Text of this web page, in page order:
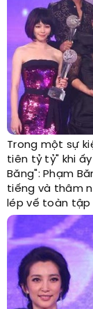
Trong một sự
tiên tỷ tỷ" khi
Băng": Phạm
tiếng và thâm
lép vế toàn